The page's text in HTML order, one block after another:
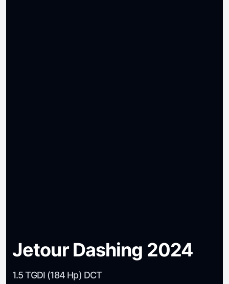
Jetour Dashing 2024
1.5 TGDI (184 Hp) DCT